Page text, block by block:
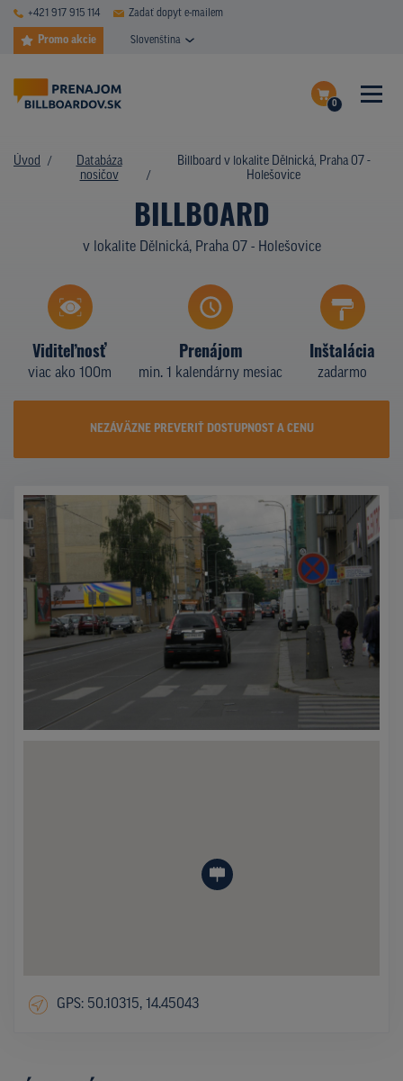
+421 917 915 114 Zadať dopyt e-mailem
Promo akcie Slovenština
0
Dokončiť dopyt
DATABÁZA NOSIČOV
PLOCHY V AKCII
CENY
TYPY NOSIČOV
KTO SME
KONTAKTY
Úvod
Databáza
nosičov
Billboard v lokalite Dělnická, Praha 07 -
Holešovice
BILLBOARD
v lokalite Dělnická, Praha 07 - Holešovice
Viditeľnosť
viac ako 100m
Prenájom
min. 1 kalendárny mesiac
Inštalácia
zadarmo
NEZÁVÄZNE PREVERIŤ DOSTUPNOST A CENU
GPS: 50.10315, 14.45043